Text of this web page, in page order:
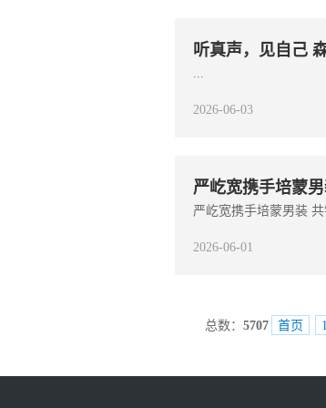
听真声，见自己
...
2026-06-03
严屹宽携手培蒙
严屹宽携手培蒙男装
2026-06-01
总数： 5707 首页 1